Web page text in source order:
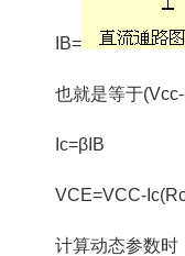
B=
也就是等于
Ic=βI B
VCE=VCC-
计算动态参数时